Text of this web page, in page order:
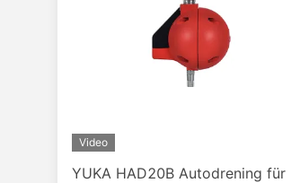
Video
YUKA HAD20B Autodrening für